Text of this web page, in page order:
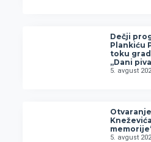
Dečji
Plankiću
toku
„Dani
5. avgust
5. avgust